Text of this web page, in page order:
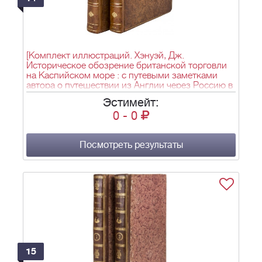
[Комплект иллюстраций. Хэнуэй, Дж.
Историческое обозрение британской торговли
на Каспийском море : с путевыми заметками
автора о путешествии из Англии через Россию в
Персию и обратно через Россию, Германию и
Голландию...]. Hanway, J. An historical account of
the British trade over the Caspian Sea : with the
Russia into Persia, and back through Russia,
Germany and Holland : to which are added the
revolutions of Persia during the present century with
2-е изд., испр. и доп. - Лондон: Printed for T.
Osborne [и др.], 1754. - 2 т.; 27,2х21,9 см.
Эстимейт:
0 - 0
Посмотреть результаты
15